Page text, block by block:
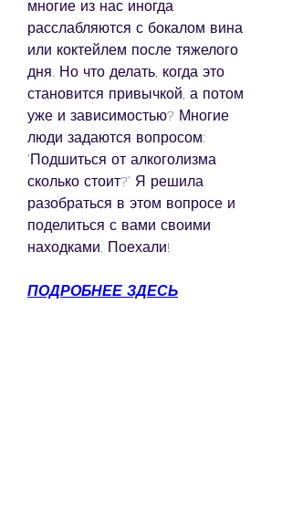
многие из нас иногда
расслабляются с бокалом вина
или коктейлем после тяжелого
дня. Но что делать, когда это
становится привычкой, а потом
уже и зависимостью? Многие
люди задаются вопросом:
'Подшиться от алкоголизма
сколько стоит?' Я решила
разобраться в этом вопросе и
поделиться с вами своими
находками. Поехали!
ПОДРОБНЕЕ ЗДЕСЬ